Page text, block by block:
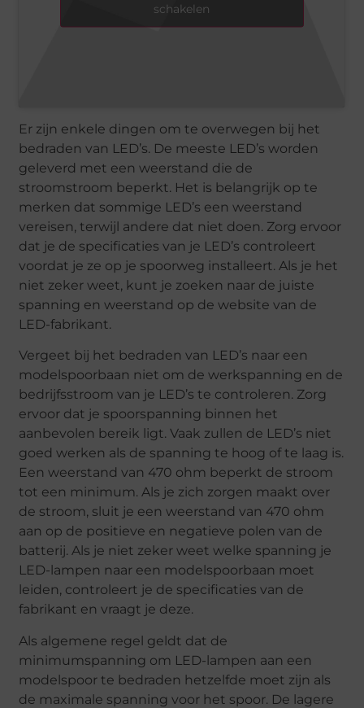
schakelen
Er zijn enkele dingen om te overwegen bij het
bedraden van LED’s. De meeste LED’s worden
geleverd met een weerstand die de
stroomstroom beperkt. Het is belangrijk op te
merken dat sommige LED’s een weerstand
vereisen, terwijl andere dat niet doen. Zorg ervoor
dat je de specificaties van je LED’s controleert
voordat je ze op je spoorweg installeert. Als je het
niet zeker weet, kunt je zoeken naar de juiste
spanning en weerstand op de website van de
LED-fabrikant.
Vergeet bij het bedraden van LED’s naar een
modelspoorbaan niet om de werkspanning en de
bedrijfsstroom van je LED’s te controleren. Zorg
ervoor dat je spoorspanning binnen het
aanbevolen bereik ligt. Vaak zullen de LED’s niet
goed werken als de spanning te hoog of te laag is.
Een weerstand van 470 ohm beperkt de stroom
tot een minimum. Als je zich zorgen maakt over
de stroom, sluit je een weerstand van 470 ohm
aan op de positieve en negatieve polen van de
batterij. Als je niet zeker weet welke spanning je
LED-lampen naar een modelspoorbaan moet
leiden, controleert je de specificaties van de
fabrikant en vraagt je deze.
Als algemene regel geldt dat de
minimumspanning om LED-lampen aan een
modelspoor te bedraden hetzelfde moet zijn als
de maximale spanning voor het spoor. De lagere